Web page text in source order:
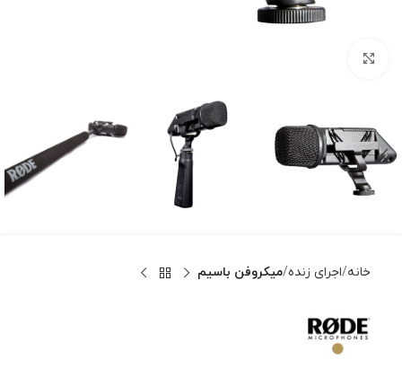
خانه اجرای زنده میکروفن باسیم